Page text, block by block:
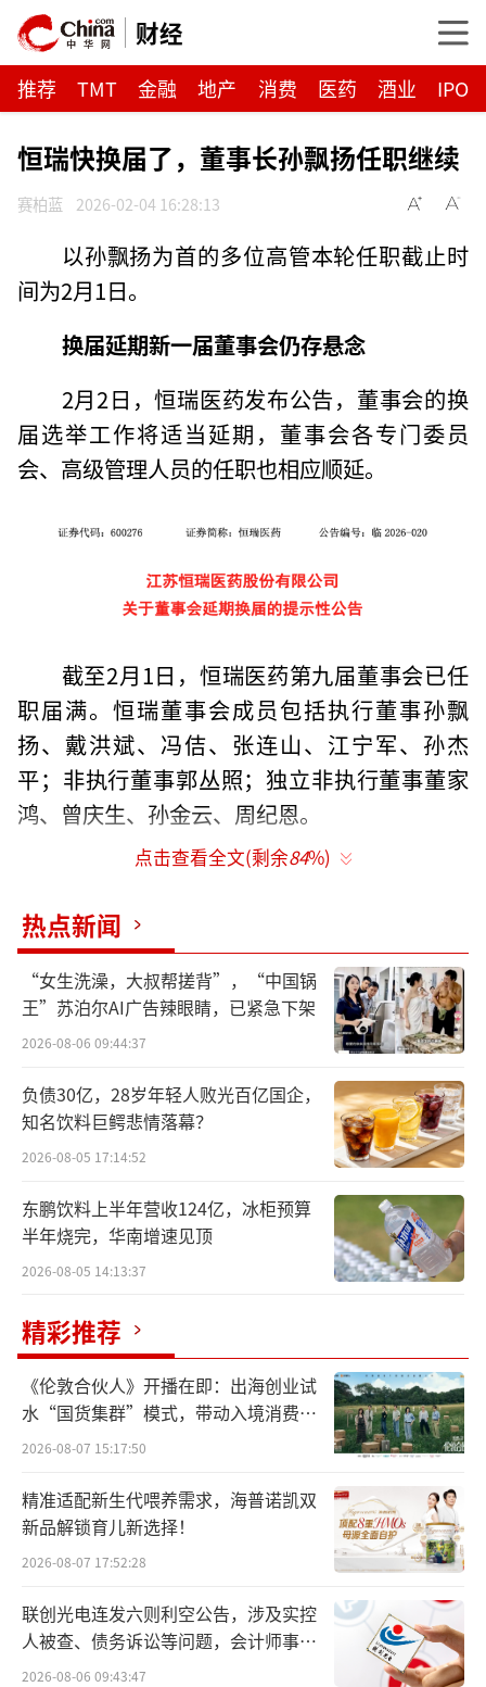
财经
推荐 TMT 金融 地产 消费 医药 酒业 IPO
恒瑞快换届了，董事长孙飘扬任职继续
赛柏蓝 2026-02-04 16:28:13
以孙飘扬为首的多位高管本轮任职截止时
间为2月1日。
换届延期新一届董事会仍存悬念
2月2日，恒瑞医药发布公告，董事会的换
届选举工作将适当延期，董事会各专门委员
会、高级管理人员的任职也相应顺延。
截至2月1日，恒瑞医药第九届董事会已任
职届满。恒瑞董事会成员包括执行董事孙飘
扬、戴洪斌、冯佶、张连山、江宁军、孙杰
平；非执行董事郭丛照；独立非执行董事董家
鸿、曾庆生、孙金云、周纪恩。
同时，根据恒瑞医药2024年年报，董事长
裁张连山；董事，执行副总裁江宁军；董事、
执行副总裁孙杰平等任职终止日期均为2026年2
月1日。
截至目前，恒瑞医药高管团队如下。
图片来源：东方财富网
赛柏蓝独家获悉，孙飘扬将继续担任恒瑞
医药董事长。恒瑞医药宣布，在新一届董事会
换届选举工作完成前，第九届董事会全体董
点击查看全文(剩余84%)
热点新闻
“女生洗澡，大叔帮搓背”，“中国锅
王”苏泊尔AI广告辣眼睛，已紧急下架
2026-08-06 09:44:37
负债30亿，28岁年轻人败光百亿国企，
知名饮料巨鳄悲情落幕？
2026-08-05 17:14:52
东鹏饮料上半年营收124亿，冰柜预算
半年烧完，华南增速见顶
2026-08-05 14:13:37
精彩推荐
《伦敦合伙人》开播在即：出海创业试
水“国货集群”模式，带动入境消费反
向种草
2026-08-07 15:17:50
精准适配新生代喂养需求，海普诺凯双
新品解锁育儿新选择！
2026-08-07 17:52:28
联创光电连发六则利空公告，涉及实控
人被查、债务诉讼等问题，会计师事务
所曾出具“保留意见”
2026-08-06 09:43:47